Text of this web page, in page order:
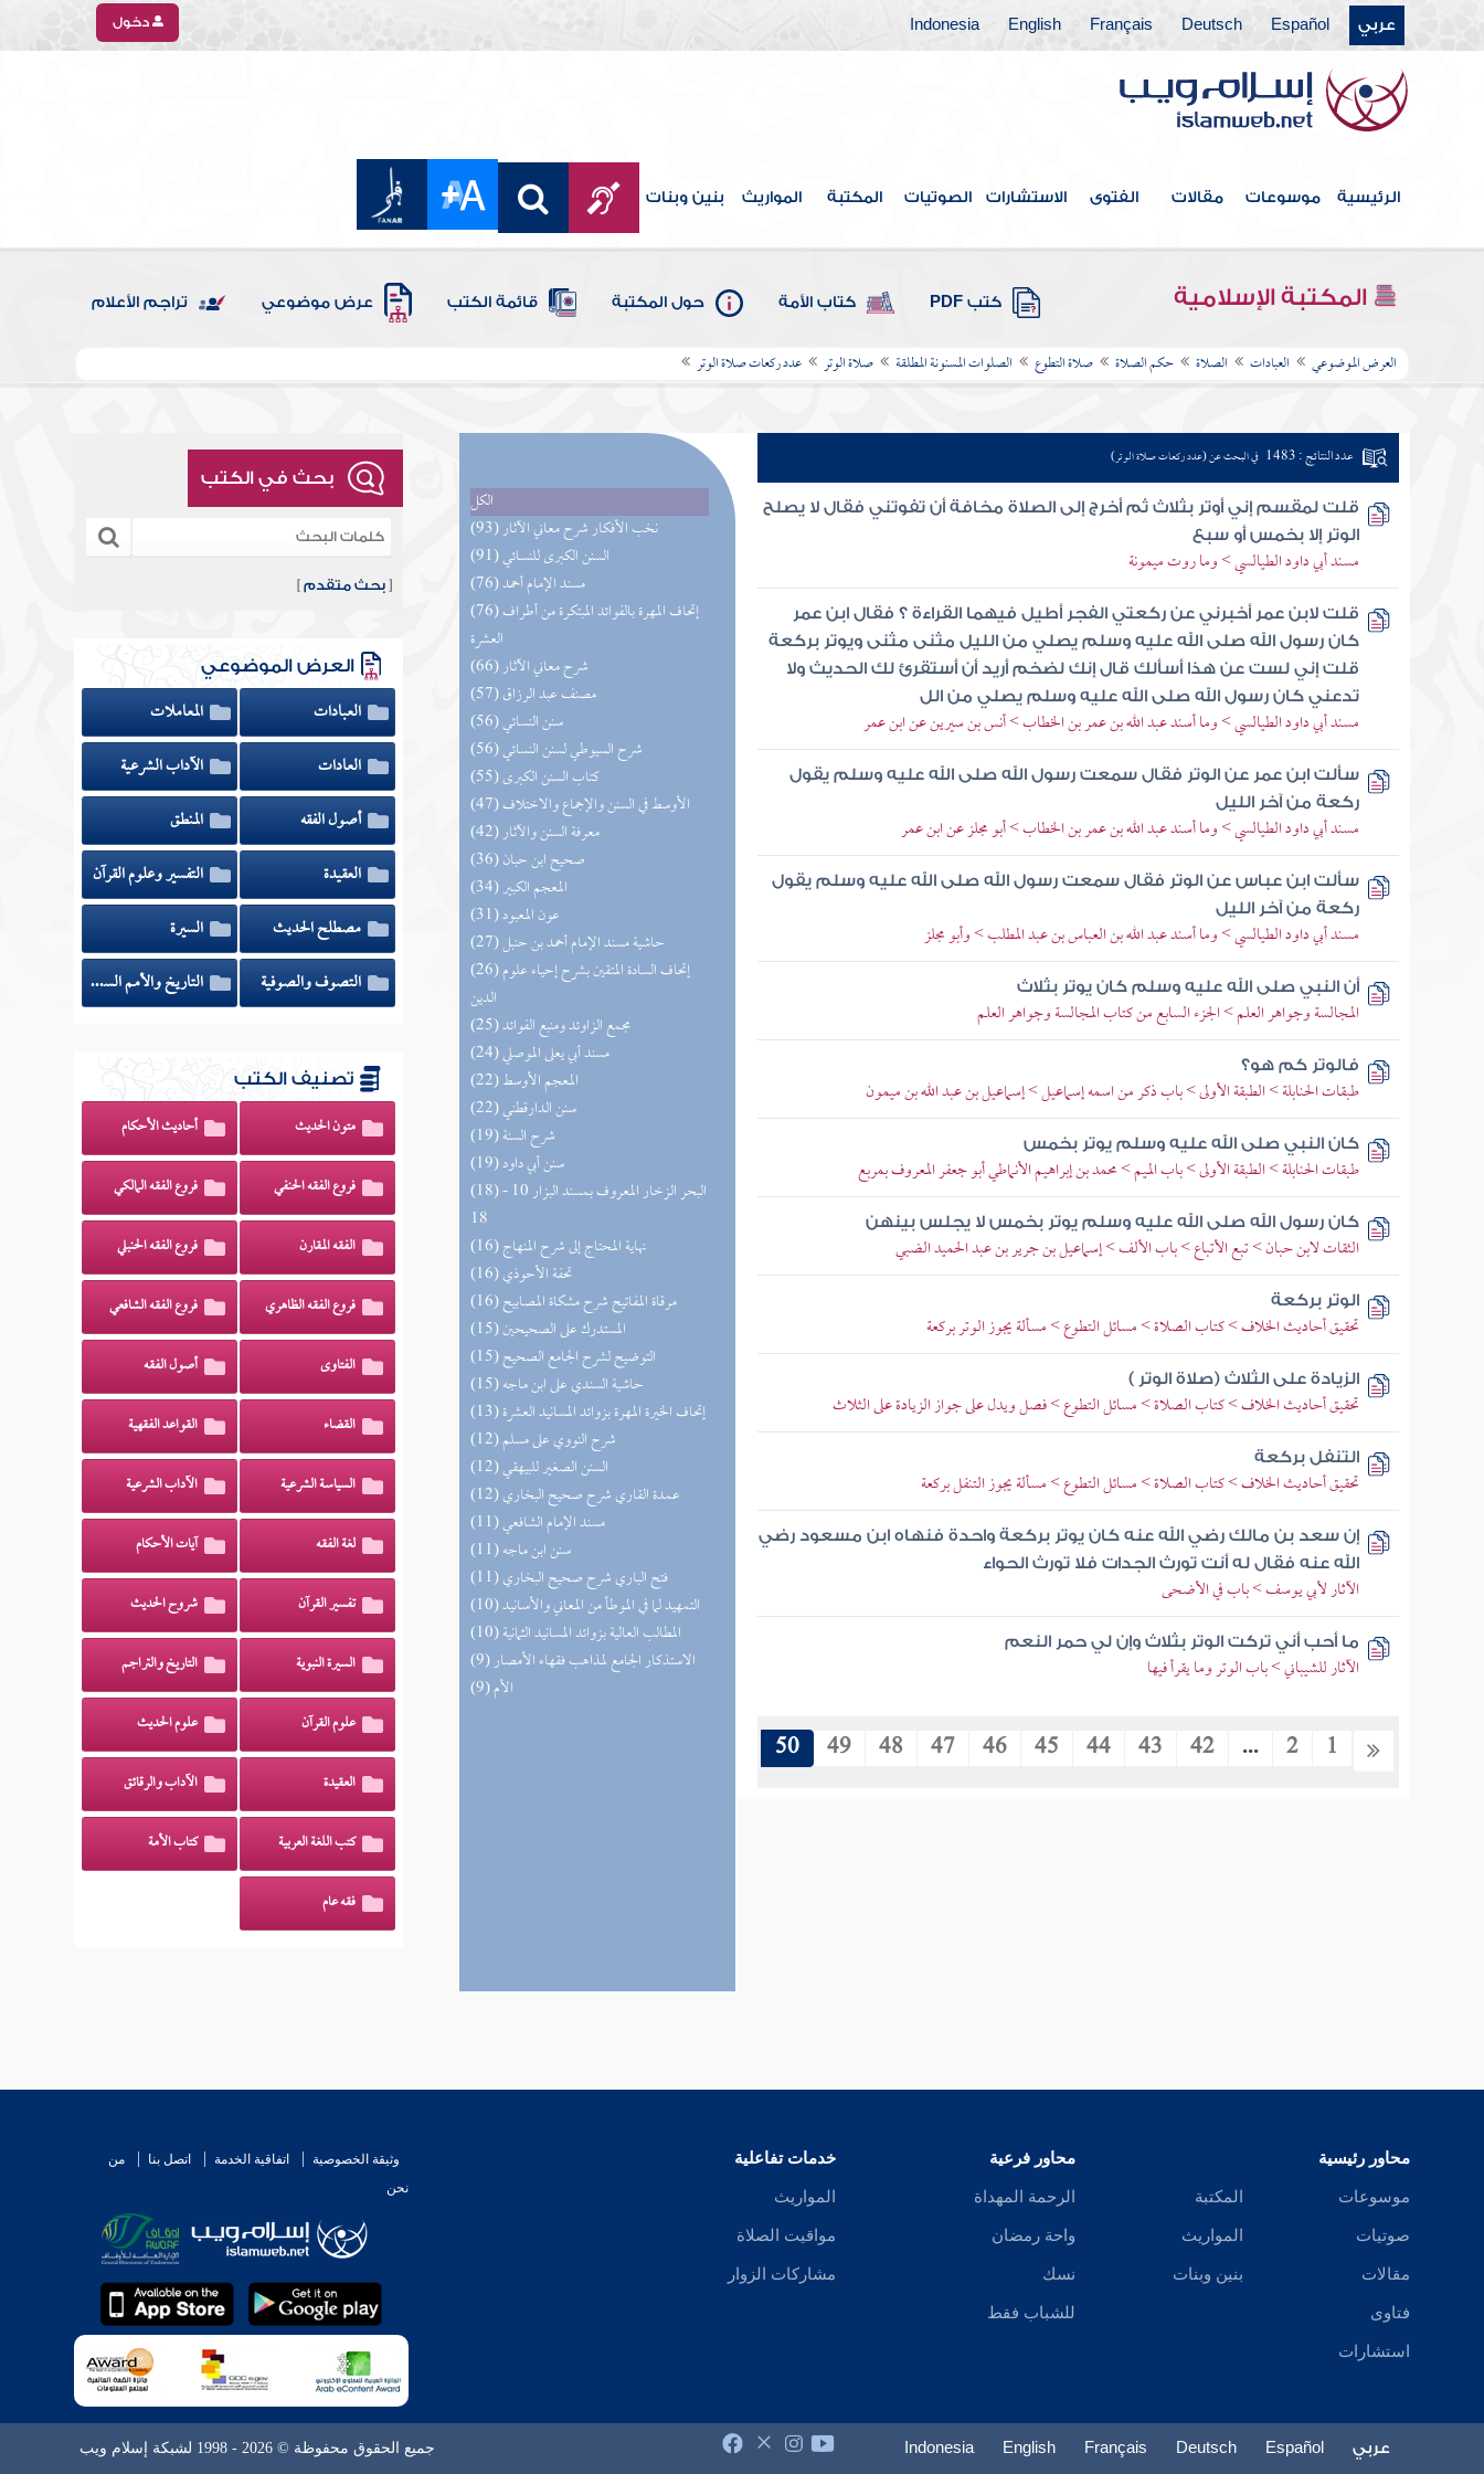
عربي Español
Deutsch
Français
English
Indonesia دخول
الرئيسية موسوعات مقالات الفتوى الاستشارات الصوتيات المكتبة المواريث بنين وبنات
المكتبة الإسلامية كتب PDF كتاب الأمة حول المكتبة قائمة الكتب عرض موضوعي تراجم الأعلام
العرض الموضوعي العبادات الصلاة حكم الصلاة صلاة التطوع الصلوات المسنونة المطلقة صلاة الوتر عدد ركعات صلاة الوتر
الكل
(93) نخب الأفكار شرح معاني الآثار
(91) السنن الكبرى للنسائي
(76) مسند الإمام أحمد
(76) إتحاف المهرة بالفوائد المبتكرة من أطراف
العشرة
(66) شرح معاني الآثار
(57) مصنف عبد الرزاق
(56) سنن النسائي
(56) شرح السيوطي لسنن النسائي
(55) كتاب السنن الكبرى
(47) الأوسط في السنن والإجماع والاختلاف
(42) معرفة السنن والآثار
(36) صحيح ابن حبان
(34) المعجم الكبير
(31) عون المعبود
(27) حاشية مسند الإمام أحمد بن حنبل
(26) إتحاف السادة المتقين بشرح إحياء علوم
الدين
(25) مجمع الزاوئد ومنبع الفوائد
(24) مسند أبي يعلى الموصلي
(22) المعجم الأوسط
(22) سنن الدارقطني
(19) شرح السنة
(19) سنن أبي داود
(18) البحر الزخار المعروف بمسند البزار 10 -
18
(16) نهاية المحتاج إلى شرح المنهاج
(16) تحفة الأحوذي
(16) مرقاة المفاتيح شرح مشكاة المصابيح
(15) المستدرك على الصحيحين
(15) التوضيح لشرح الجامع الصحيح
(15) حاشية السندي على ابن ماجه
(13) إتحاف الخيرة المهرة بزوائد المسانيد العشرة
(12) شرح النووي على مسلم
(12) السنن الصغير للبيهقي
(12) عمدة القاري شرح صحيح البخاري
(11) مسند الإمام الشافعي
(11) سنن ابن ماجه
(11) فتح الباري شرح صحيح البخاري
(10) التمهيد لما في الموطأ من المعاني والأسانيد
(10) المطالب العالية بزوائد المسانيد الثمانية
(9) الاستذكار الجامع لمذاهب فقهاء الأمصار
(9) الأم
عدد النتائج : 1483 في البحث عن (عدد ركعات صلاة الوتر)
قلت لمقسم إني أوتر بثلاث ثم أخرج إلى الصلاة مخافة أن تفوتني فقال لا يصلح
الوتر إلا بخمس أو سبع
مسند أبي داود الطيالسي > وما روت ميمونة
قلت لابن عمر أخبرني عن ركعتي الفجر أطيل فيهما القراءة ؟ فقال ابن عمر
كان رسول الله صلى الله عليه وسلم يصلي من الليل مثنى مثنى ويوتر بركعة
قلت إني لست عن هذا أسألك قال إنك لضخم أريد أن أستقرئ لك الحديث ولا
تدعني كان رسول الله صلى الله عليه وسلم يصلي من الل
مسند أبي داود الطيالسي > وما أسند عبد الله بن عمر بن الخطاب > أنس بن سيرين عن ابن عمر
سألت ابن عمر عن الوتر فقال سمعت رسول الله صلى الله عليه وسلم يقول
ركعة من آخر الليل
مسند أبي داود الطيالسي > وما أسند عبد الله بن عمر بن الخطاب > أبو مجلز عن ابن عمر
سألت ابن عباس عن الوتر فقال سمعت رسول الله صلى الله عليه وسلم يقول
ركعة من آخر الليل
مسند أبي داود الطيالسي > وما أسند عبد الله بن العباس بن عبد المطلب > وأبو مجلز
أن النبي صلى الله عليه وسلم كان يوتر بثلاث
المجالسة وجواهر العلم > الجزء السابع من كتاب المجالسة وجواهر العلم
فالوتر كم هو؟
طبقات الحنابلة > الطبقة الأولى > باب ذكر من اسمه إسماعيل > إسماعيل بن عبد الله بن ميمون
كان النبي صلى الله عليه وسلم يوتر بخمس
طبقات الحنابلة > الطبقة الأولى > باب الميم > محمد بن إبراهيم الأنماطي أبو جعفر المعروف بمربع
كان رسول الله صلى الله عليه وسلم يوتر بخمس لا يجلس بينهن
الثقات لابن حبان > تبع الأتباع > باب الألف > إسماعيل بن جرير بن عبد الحميد الضبي
الوتر بركعة
تحقيق أحاديث الخلاف > كتاب الصلاة > مسائل التطوع > مسألة يجوز الوتر بركعة
الزيادة على الثلاث (صلاة الوتر )
تحقيق أحاديث الخلاف > كتاب الصلاة > مسائل التطوع > فصل ويدل على جواز الزيادة على الثلاث
التنفل بركعة
تحقيق أحاديث الخلاف > كتاب الصلاة > مسائل التطوع > مسألة يجوز التنفل بركعة
إن سعد بن مالك رضي الله عنه كان يوتر بركعة واحدة فنهاه ابن مسعود رضي
الله عنه فقال له أنت تورث الجدات فلا تورث الحواء
الآثار لأبي يوسف > باب في الأضحى
ما أحب أني تركت الوتر بثلاث وإن لي حمر النعم
الآثار للشيباني > باب الوتر وما يقرأ فيها
1
2
...
42
43
44
45
46
47
48
49
50
بحث في الكتب
[بحث متقدم ]
العرض الموضوعي
العبادات
المعاملات
العادات
الآداب الشرعية
أصول الفقه
المنطق
العقيدة
التفسير وعلوم القرآن
مصطلح الحديث
السيرة
التصوف والصوفية
التاريخ والأمم السابقة
تصنيف الكتب
متون الحديث أحاديث الأحكام
فروع الفقه الحنفي فروع الفقه المالكي
الفقه المقارن فروع الفقه الحنبلي
فروع الفقه الظاهري فروع الفقه الشافعي
الفتاوى أصول الفقه
القضاء القواعد الفقهية
السياسة الشرعية الآداب الشرعية
لغة الفقه آيات الأحكام
تفسير القرآن شروح الحديث
السيرة النبوية التاريخ والتراجم
علوم القرآن علوم الحديث
العقيدة الآداب والرقائق
كتب اللغة العربية كتاب الأمة
فقه عام
محاور رئيسية
موسوعات
صوتيات
مقالات
فتاوى
استشارات
المكتبة
المواريث
بنين وبنات
محاور فرعية
الرحمة المهداة
واحة رمضان
نسك
للشباب فقط
خدمات تفاعلية
المواريث
مواقيت الصلاة
مشاركات الزوار
وثيقة الخصوصية اتفاقية الخدمة اتصل بنا
من
نحن
عربي Español
Deutsch
Français
English
Indonesia جميع الحقوق محفوظة © 2026 - 1998 لشبكة إسلام ويب